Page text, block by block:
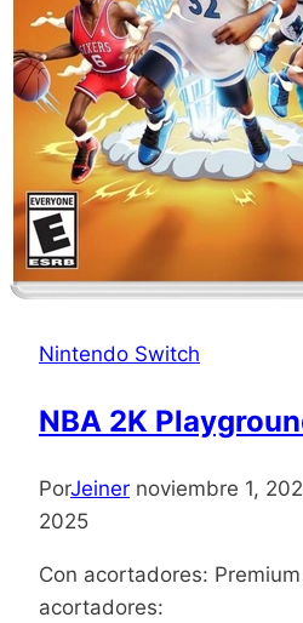
Nintendo Switch
NBA 2K
PorJeiner noviembre 1,
2025
Con acortadores:
acortadores: